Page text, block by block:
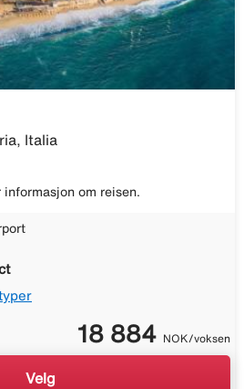
Italia
informasjon om reisen.
18 884 NOK/voksen
Velg